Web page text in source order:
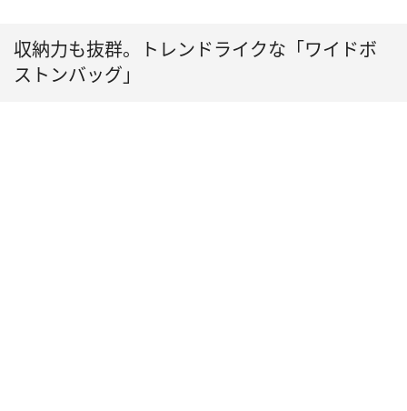
収納力も抜群。トレンドライクな「ワイドボ
ストンバッグ」